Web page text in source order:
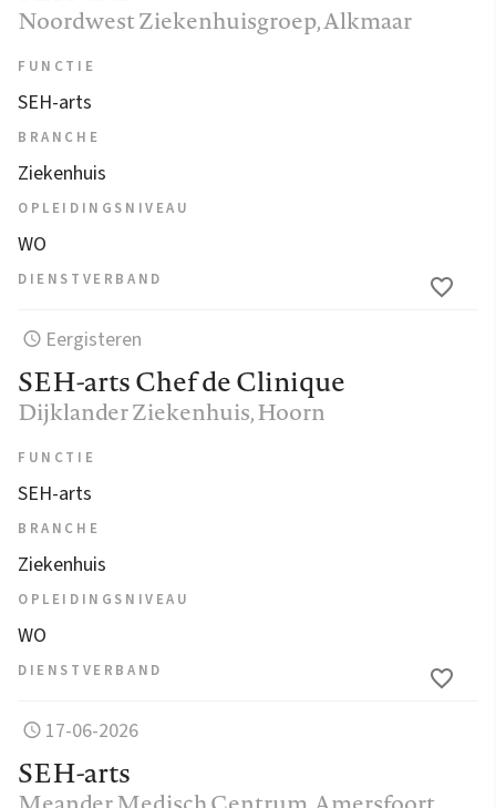
Noordwest Ziekenhuisgroep, Alkmaar
FUNCTIE
SEH-arts
BRANCHE
Ziekenhuis
OPLEIDINGSNIVEAU
WO
DIENSTVERBAND
Eergisteren
SEH-arts Chef de Clinique
Dijklander Ziekenhuis, Hoorn
FUNCTIE
SEH-arts
BRANCHE
Ziekenhuis
OPLEIDINGSNIVEAU
WO
DIENSTVERBAND
17-06-2026
SEH-arts